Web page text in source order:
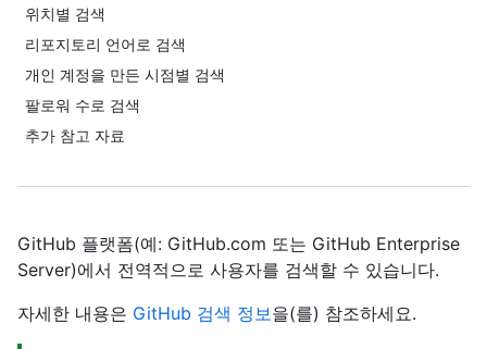
위치별 검색
리포지토리 언어로 검색
개인 계정을 만든 시점별 검색
팔로워 수로 검색
추가 참고 자료
GitHub 플랫폼(예: GitHub.com 또는 GitHub Enterprise
Server)에서 전역적으로 사용자를 검색할 수 있습니다.
자세한 내용은 GitHub 검색 정보을(를) 참조하세요.